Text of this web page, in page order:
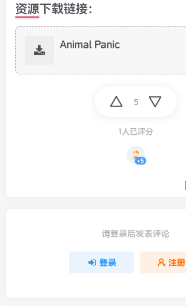
资源下载链接:
Animal Panic
5
1人已评分
+5
请登录后发表评论
登录 注册